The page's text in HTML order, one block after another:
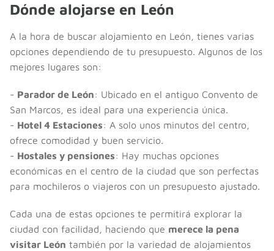
Dónde alojarse en León
A la hora de buscar alojamiento en León, tienes varias
opciones dependiendo de tu presupuesto. Algunos de los
mejores lugares son:
- Parador de León: Ubicado en el antiguo Convento de
San Marcos, es ideal para una experiencia única.
- Hotel 4 Estaciones: A solo unos minutos del centro,
ofrece comodidad y buen servicio.
- Hostales y pensiones: Hay muchas opciones
económicas en el centro de la ciudad que son perfectas
para mochileros o viajeros con un presupuesto ajustado.
Cada una de estas opciones te permitirá explorar la
ciudad con facilidad, haciendo que merece la pena
visitar León también por la variedad de alojamientos